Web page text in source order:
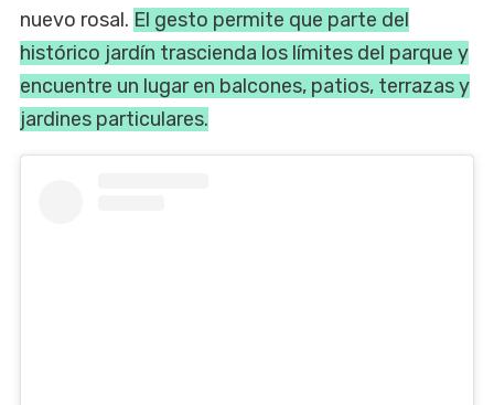
nuevo rosal. El gesto permite que parte del
histórico jardín trascienda los límites del parque y
encuentre un lugar en balcones, patios, terrazas y
jardines particulares.